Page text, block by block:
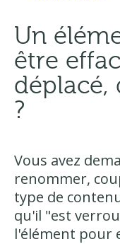
Un
être
déplacé,
?
Vous avez
renommer,
type de
qu'il "est
l'élément pour